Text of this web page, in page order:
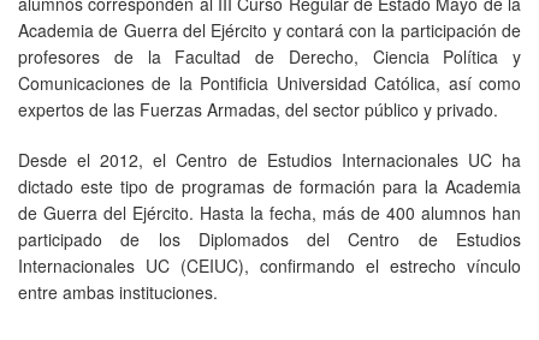
Academia de Guerra del Ejército y contará con la participación de
profesores de la Facultad de Derecho, Ciencia Política y
Comunicaciones de la Pontificia Universidad Católica, así como
expertos de las Fuerzas Armadas, del sector público y privado.
Desde el 2012, el Centro de Estudios Internacionales UC ha
dictado este tipo de programas de formación para la Academia
de Guerra del Ejército. Hasta la fecha, más de 400 alumnos han
participado de los Diplomados del Centro de Estudios
Internacionales UC (CEIUC), confirmando el estrecho vínculo
entre ambas instituciones.